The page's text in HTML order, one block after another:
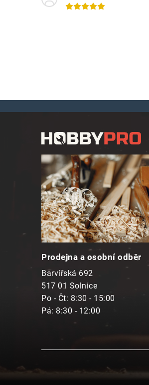
Z
Prodejna a osobní odběr
Barvířská 692
517 01 Solnice
Po - Čt: 8:30 - 15:00
Pá: 8:30 - 12:00